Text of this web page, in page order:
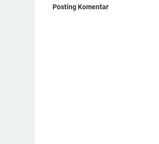
Posting Komentar